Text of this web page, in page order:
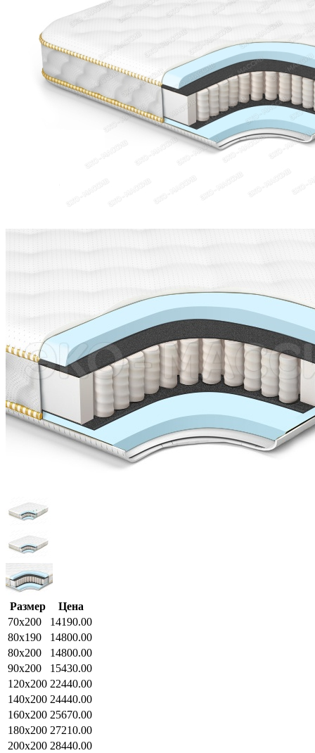
Размер
Цена
70x200
14190.00
80x190
14800.00
80x200
14800.00
90x200
15430.00
120x200 22440.00
140x200 24440.00
160x200 25670.00
180x200 27210.00
200x200 28440.00